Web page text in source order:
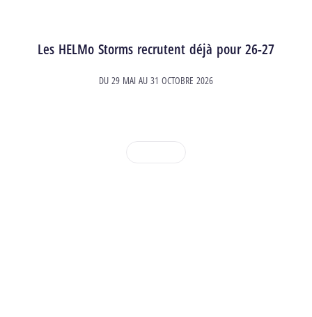
Les HELMo Storms recrutent déjà pour 26-27
DU 29 MAI AU 31 OCTOBRE 2026
1 2 3